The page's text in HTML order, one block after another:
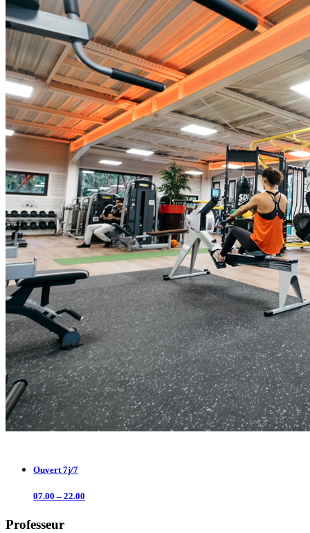
Ouvert 7j/7
07.00 – 22.00
Professeur